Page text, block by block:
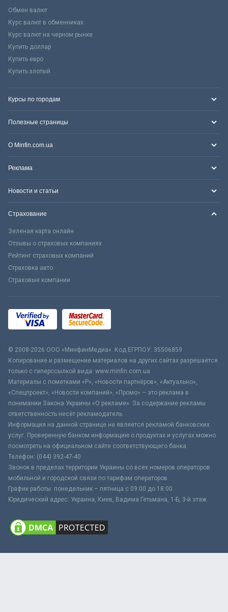
Обмен валют
Курс валют в обменниках
Курс валют на черном рынке
Купить доллар
Купить евро
Купить злотый
Курсы по городам
Полезные страницы
О Minfin.com.ua
Реклама
Новости и статьи
Страхование
Зеленая карта онлайн
Отзывы о страховых компаниях
Рейтинг страховых компаний
Страховка авто
Страховые компании
© 2008-2026 ООО «МинфинМедиа». Код ЕГРПОУ: 35506859
Копирование и размещение материалов на других сайтах разрешается
только с гиперссылкой вида: www.minfin.com.ua
Материалы с пометками «Р», «Новости партнёров», «Актуально»,
«Спецпроект», «Новости компаний», «Промо» – это реклама в
понимании Закона Украины «О рекламе». За содержание рекламы
ответственность несёт рекламодатель.
Информация на данной странице не является рекламой банковских
услуг. Проверенную банком информацию о продуктах и услугах можно
посмотреть на официальном сайте соответствующего банка.
Телефон: (044) 392-47-40
Звонок в пределах территории Украины со всех номеров операторов
мобильной и городской связи по тарифам операторов
График работы: понедельник – пятница с 09:00 до 18:00
Юридический адрес: Украина, Киев, Вадима Гетьмана, 1-Б, 3-й этаж